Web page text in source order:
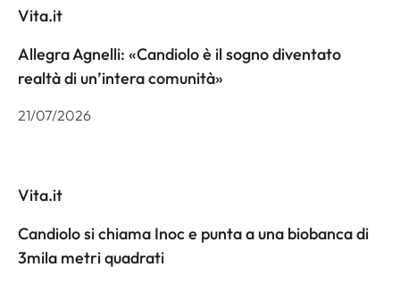
Vita.it
Allegra Agnelli: «Candiolo è il sogno diventato
realtà di un’intera comunità»
21/07/2026
Vita.it
Candiolo si chiama Inoc e punta a una biobanca di
3mila metri quadrati